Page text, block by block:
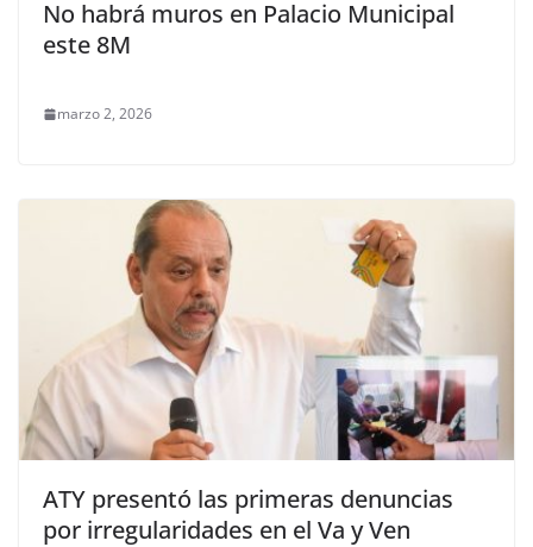
No habrá muros en Palacio Municipal
este 8M
marzo 2, 2026
ATY presentó las primeras denuncias
por irregularidades en el Va y Ven